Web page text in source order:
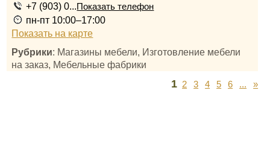
+7 (903) 0...Показать телефон
пн-пт 10:00–17:00
Показать на карте
Рубрики: Магазины мебели, Изготовление мебели
на заказ, Мебельные фабрики
1 2 3 4 5 6 ... »